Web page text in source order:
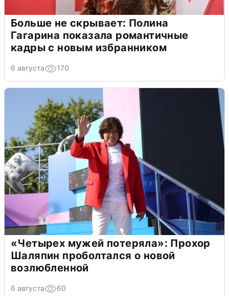
Больше не скрывает: Полина
Гагарина показала романтичные
кадры с новым избранником
6 августа 170
«Четырех мужей потеряла»: Прохор
Шаляпин проболтался о новой
возлюбленной
6 августа 60